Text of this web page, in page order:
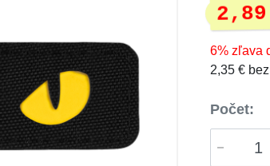
6% zľava
2,35 €
Počet: